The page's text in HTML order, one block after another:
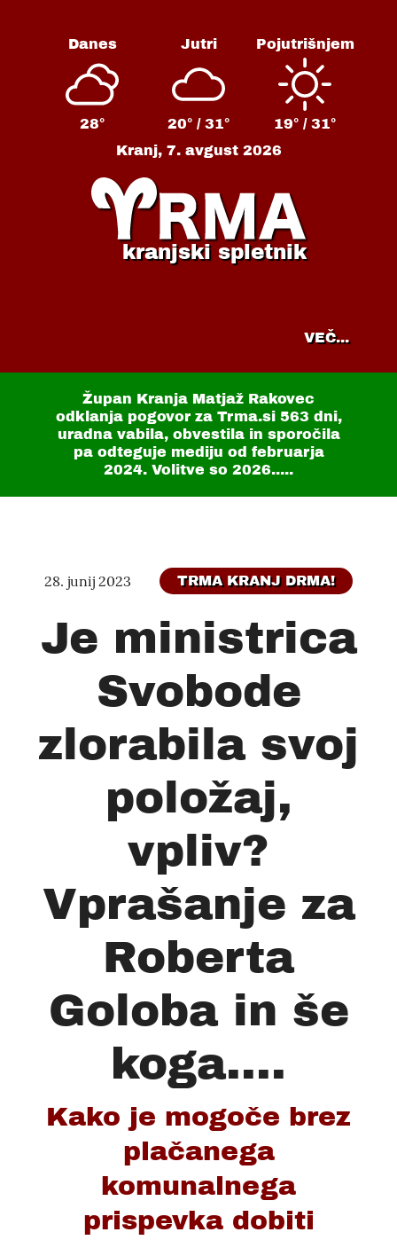
Danes
28°
Jutri
20° / 31°
Pojutrišnjem
19° / 31°
Kranj, 7. avgust 2026
kranjski spletnik
VEČ...
Župan Kranja Matjaž Rakovec
odklanja pogovor za Trma.si 563 dni,
uradna vabila, obvestila in sporočila
pa odteguje mediju od februarja
2024. Volitve so 2026.....
28. junij 2023 TRMA KRANJ DRMA!
Je ministrica
Svobode
zlorabila svoj
položaj,
vpliv?
Vprašanje za
Roberta
Goloba in še
koga....
Kako je mogoče brez
plačanega
komunalnega
prispevka dobiti